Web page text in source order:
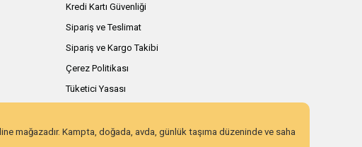
Kredi Kartı Güvenliği
Sipariş ve Teslimat
Sipariş ve Kargo Takibi
Çerez Politikası
Tüketici Yasası
mağazadır. Kampta, doğada, avda, günlük taşıma düzeninde ve saha